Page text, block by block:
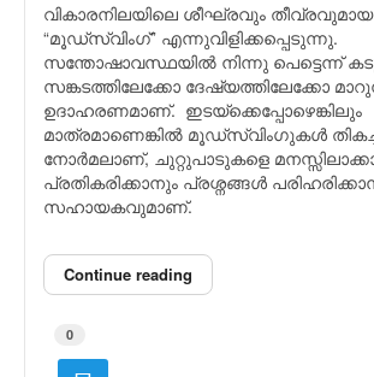
വികാരനിലയിലെ ശീഘ്രവും തീവ്രവുമായ
“മൂഡ്സ്വിംഗ്” എന്നുവിളിക്കപ്പെടുന്നു.
സന്തോഷാവസ്ഥയിൽ നിന്നു പെട്ടെന്ന്
സങ്കടത്തിലേക്കോ ദേഷ്യത്തിലേക്കോ
ഉദാഹരണമാണ്. ഇടയ്ക്കെപ്പോഴെങ്കിലും
മാത്രമാണെങ്കില്‍ മൂഡ്സ്വിംഗുകള്‍
നോര്‍മലാണ്, ചുറ്റുപാടുകളെ
പ്രതികരിക്കാനും പ്രശ്നങ്ങൾ
സഹായകവുമാണ്.
Continue reading
0